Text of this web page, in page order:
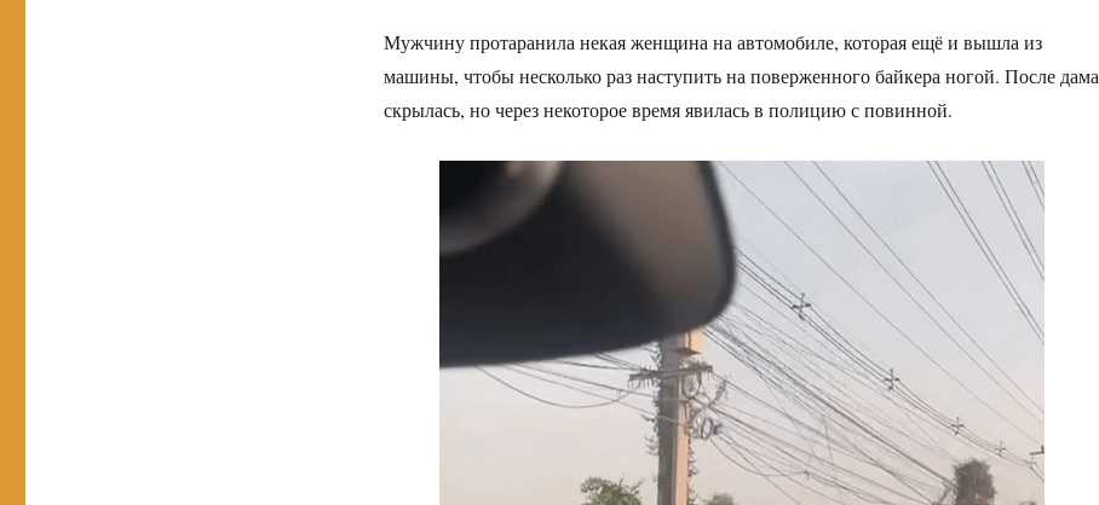
Мужчину протаранила некая женщина на автомобиле, которая ещё и вышла из
машины, чтобы несколько раз наступить на поверженного байкера ногой. После дама
скрылась, но через некоторое время явилась в полицию с повинной.